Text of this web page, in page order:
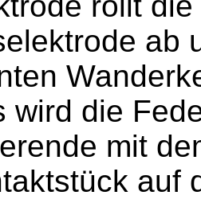
ab
wird die
mit
auf